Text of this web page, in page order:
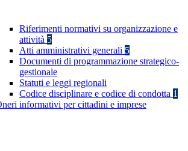
Riferimenti normativi su organizzazione e
attività 5
Atti amministrativi generali 5
Documenti di programmazione strategico-
gestionale
Statuti e leggi regionali
Codice disciplinare e codice di condotta 1
informativi per cittadini e imprese